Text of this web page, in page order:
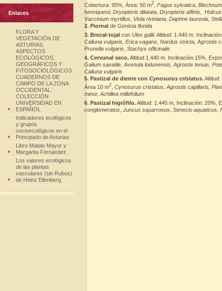
Enlaces
FLORA Y
VEGETACIÓN DE
ASTURIAS.
ASPECTOS
ECOLÓGICOS,
GEOGRÁFICOS Y
FITOSOCIOLÓGICOS.
CUADERNOS DE
CAMPO DE LA ZONA
OCCIDENTAL.
COLECCIÓN
UNIVERSIDAD EN
ESPAÑOL
Indicadores ecológicos
y grupos
socioecológicos en el
Principado de Asturias
Libro Matias Mayor y
Margarita Fernández
Los valores ecológicos
de las plantas
vasculares (sin Rubus)
de Heinz Ellenberg
Cobertura: 95%, Área: 50 m2 Fagus sylvatica
henriquesii, Dryopteris dilatata Dryopteris affinis
Vaccinium myrtillus Viola riviniana, Daphne laureola,
2. Piornal de Genista florida
3. Brezal-tojal con Ulex gallii. Altitud: 1.440 m.
Calluna vulgaris, Erica vagans, Nardus stricta, Agrostis
Prunella vulgaris, Stachys officinalis
4. Cervunal seco.Altitud 1.440 m. Inclinación 15%,
Galium saxatile, Avenula lodunensis, Agrostis tenuis,
Calluna vulgaris
5. Pastizal de diente con Cynosurus cristatus.
Área 10 m2 Cynosurus cristatus, Agrostis capillaris,
minor, Achillea millefolium
6. Pastizal higrófilo.Altitud: 1.445 m, Inclinación: 20%,
conglomeratus Juncus squarrosus Senecio aquaticus